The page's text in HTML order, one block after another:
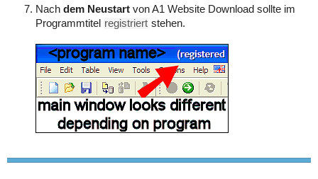
Nach dem Neustart von A1 Website Download sollte im
Programmtitel registriert stehen.